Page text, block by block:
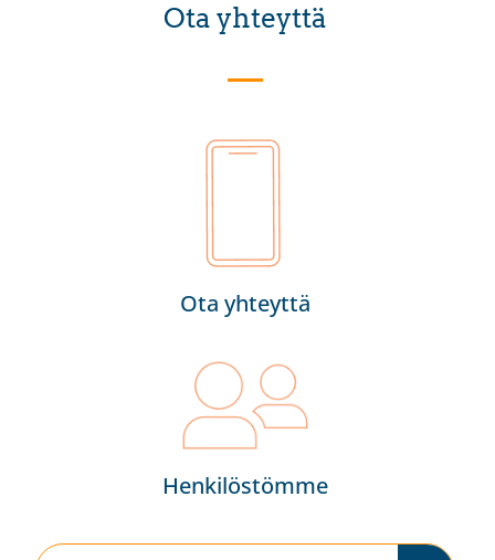
Ota yhteyttä
Ota yhteyttä
Henkilöstömme